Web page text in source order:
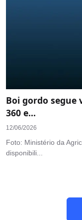
Boi gordo segue
360 e...
12/06/2026
Foto: Ministério da
disponibili...